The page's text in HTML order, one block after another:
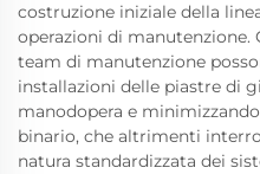
costruzione iniziale della
operazioni di
team di manutenzione
installazioni delle piastre di
manodopera e
binario, che altrimenti
natura standardizzata dei